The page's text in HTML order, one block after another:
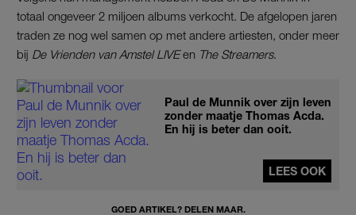
totaal ongeveer 2 miljoen albums verkocht. De afgelopen jaren
traden ze nog wel samen op met andere artiesten, onder meer
bij De Vrienden van Amstel LIVEen The Streamers.
Paul de Munnik over zijn leven
zonder maatje Thomas Acda.
En hij is beter dan ooit.
LEES OOK
GOED ARTIKEL? DELEN MAAR.